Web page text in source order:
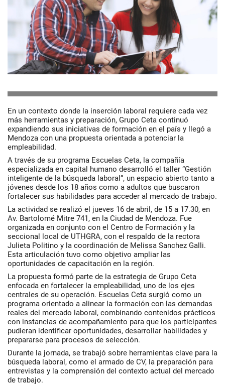
En un contexto donde la inserción laboral requiere cada vez
más herramientas y preparación, Grupo Ceta continuó
expandiendo sus iniciativas de formación en el país y llegó a
Mendoza con una propuesta orientada a potenciar la
empleabilidad.
A través de su programa Escuelas Ceta, la compañía
especializada en capital humano desarrolló el taller “Gestión
inteligente de la búsqueda laboral”, un espacio abierto tanto a
jóvenes desde los 18 años como a adultos que buscaron
fortalecer sus habilidades para acceder al mercado de trabajo.
La actividad se realizó el jueves 16 de abril, de 15 a 17.30, en
Av. Bartolomé Mitre 741, en la Ciudad de Mendoza. Fue
organizada en conjunto con el Centro de Formación y la
seccional local de UTHGRA, con el respaldo de la rectora
Julieta Politino y la coordinación de Melissa Sanchez Galli.
Esta articulación tuvo como objetivo ampliar las
oportunidades de capacitación en la región.
La propuesta formó parte de la estrategia de Grupo Ceta
enfocada en fortalecer la empleabilidad, uno de los ejes
centrales de su operación. Escuelas Ceta surgió como un
programa orientado a alinear la formación con las demandas
reales del mercado laboral, combinando contenidos prácticos
con instancias de acompañamiento para que los participantes
pudieran identificar oportunidades, desarrollar habilidades y
prepararse para procesos de selección.
Durante la jornada, se trabajó sobre herramientas clave para la
búsqueda laboral, como el armado de CV, la preparación para
entrevistas y la comprensión del contexto actual del mercado
de trabajo.